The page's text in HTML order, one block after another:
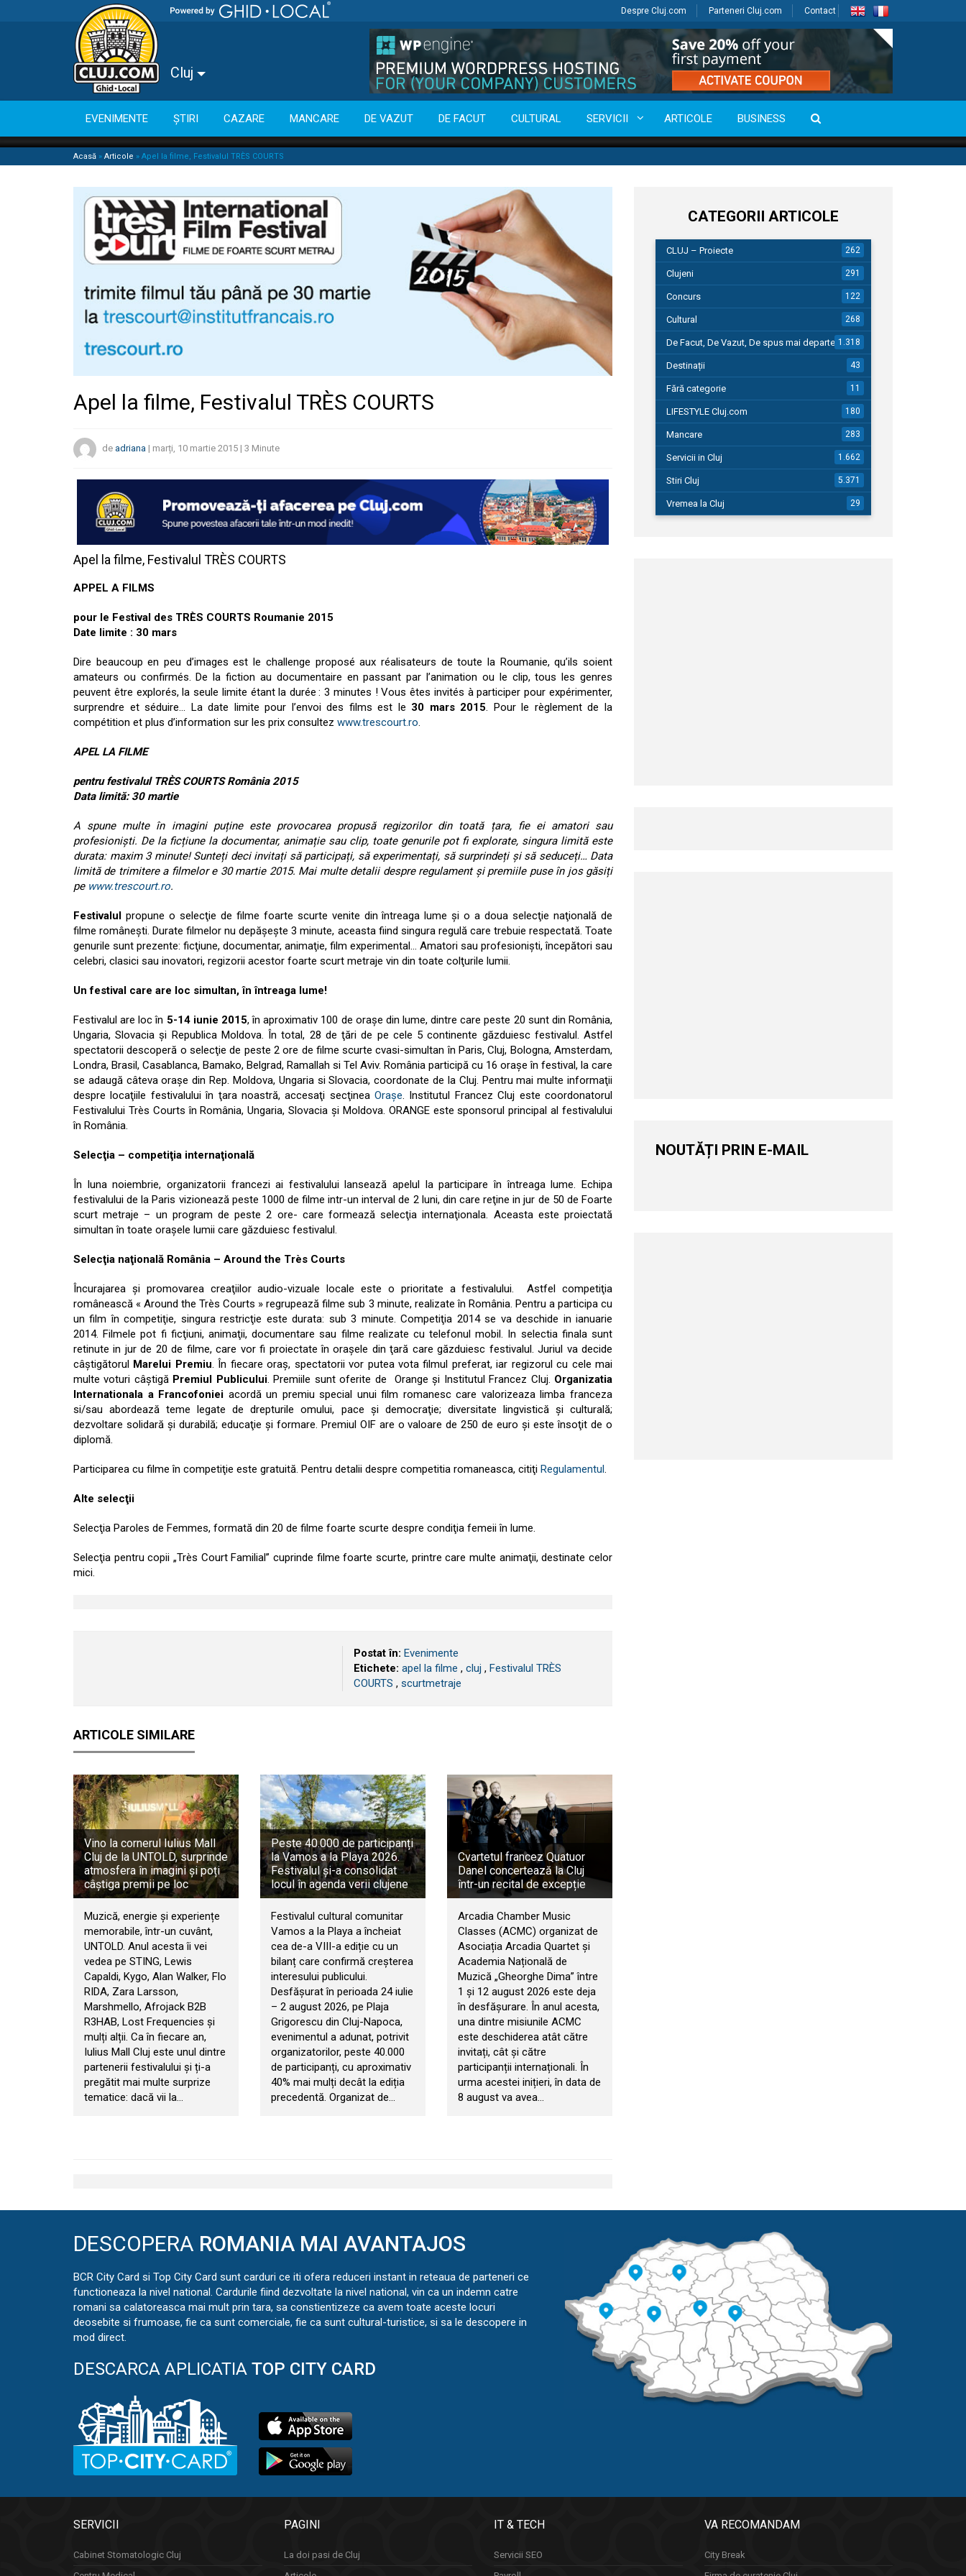
Despre Cluj.com Parteneri Cluj.com Contact
Cluj
EVENIMENTE ȘTIRI CAZARE MANCARE DE VAZUT DE FACUT CULTURAL SERVICII ARTICOLE BUSINESS
Acasă » Articole » Apel la filme, Festivalul TRÈS COURTS
Apel la filme, Festivalul TRÈS COURTS
de adriana | marți, 10 martie 2015 | 3 Minute
Apel la filme, Festivalul TRÈS COURTS
APPEL A FILMS
pour le Festival des TRÈS COURTS Roumanie 2015
Date limite : 30 mars
Dire beaucoup en peu d’images est le challenge proposé aux réalisateurs de toute la Roumanie, qu’ils soient
amateurs ou confirmés. De la fiction au documentaire en passant par l’animation ou le clip, tous les genres
peuvent être explorés, la seule limite étant la durée : 3 minutes ! Vous êtes invités à participer pour expérimenter,
surprendre et séduire… La date limite pour l’envoi des films est le 30 mars 2015. Pour le règlement de la
compétition et plus d’information sur les prix consultez www.trescourt.ro.
APEL LA FILME
pentru festivalul TRÈS COURTS România 2015
Data limită: 30 martie
A spune multe în imagini puține este provocarea propusă regizorilor din toată țara, fie ei amatori sau
profesioniști. De la ficțiune la documentar, animație sau clip, toate genurile pot fi explorate, singura limită este
durata: maxim 3 minute! Sunteți deci invitați să participați, să experimentați, să surprindeți și să seduceți… Data
limită de trimitere a filmelor e 30 martie 2015. Mai multe detalii despre regulament și premiile puse în jos găsiți
pe www.trescourt.ro.
Festivalul propune o selecţie de filme foarte scurte venite din întreaga lume şi o a doua selecţie naţională de
filme româneşti. Durate filmelor nu depăşeşte 3 minute, aceasta fiind singura regulă care trebuie respectată. Toate
genurile sunt prezente: ficţiune, documentar, animaţie, film experimental… Amatori sau profesionişti, începători sau
celebri, clasici sau inovatori, regizorii acestor foarte scurt metraje vin din toate colţurile lumii.
Un festival care are loc simultan, în întreaga lume!
Festivalul are loc în 5-14 iunie 2015, în aproximativ 100 de oraşe din lume, dintre care peste 20 sunt din România,
Ungaria, Slovacia şi Republica Moldova. În total, 28 de ţări de pe cele 5 continente găzduiesc festivalul. Astfel
spectatorii descoperă o selecţie de peste 2 ore de filme scurte cvasi-simultan în Paris, Cluj, Bologna, Amsterdam,
Londra, Brasil, Casablanca, Bamako, Belgrad, Ramallah si Tel Aviv. România participă cu 16 oraşe în festival, la care
se adaugă câteva oraşe din Rep. Moldova, Ungaria si Slovacia, coordonate de la Cluj. Pentru mai multe informaţii
despre locaţiile festivalului în ţara noastră, accesaţi secţineaOraşe. Institutul Francez Cluj este coordonatorul
Festivalului Très Courts în România, Ungaria, Slovacia şi Moldova. ORANGE este sponsorul principal al festivalului
în România.
Selecţia – competiţia internaţională
În luna noiembrie, organizatorii francezi ai festivalului lansează apelul la participare în întreaga lume. Echipa
festivalului de la Paris vizionează peste 1000 de filme intr-un interval de 2 luni, din care reţine in jur de 50 de Foarte
scurt metraje – un program de peste 2 ore- care formează selecţia internaţionala. Aceasta este proiectată
simultan în toate oraşele lumii care găzduiesc festivalul.
Selecţia naţională România – Around the Très Courts
Încurajarea şi promovarea creaţiilor audio-vizuale locale este o prioritate a festivalului. Astfel competiţia
românească « Around the Très Courts » regrupează filme sub 3 minute, realizate în România. Pentru a participa cu
un film în competiţie, singura restricţie este durata: sub 3 minute. Competiţia 2014 se va deschide in ianuarie
2014. Filmele pot fi ficţiuni, animaţii, documentare sau filme realizate cu telefonul mobil. In selectia finala sunt
retinute in jur de 20 de filme, care vor fi proiectate în oraşele din ţară care găzduiesc festivalul. Juriul va decide
câştigătorul Marelui Premiu. În fiecare oraş, spectatorii vor putea vota filmul preferat, iar regizorul cu cele mai
multe voturi câştigă Premiul Publicului. Premiile sunt oferite de Orange şi Institutul Francez Cluj. Organizatia
Internationala a Francofoniei acordă un premiu special unui film romanesc care valorizeaza limba franceza
si/sau abordează teme legate de drepturile omului, pace şi democraţie; diversitate lingvistică şi culturală;
dezvoltare solidară şi durabilă; educaţie şi formare. Premiul OIF are o valoare de 250 de euro şi este însoţit de o
diplomă.
Participarea cu filme în competiţie este gratuită. Pentru detalii despre competitia romaneasca, citiţi Regulamentul.
Alte selecţii
Selecţia Paroles de Femmes, formată din 20 de filme foarte scurte despre condiţia femeii în lume.
Selecţia pentru copii „Très Court Familial” cuprinde filme foarte scurte, printre care multe animaţii, destinate celor
mici.
Postat în: Evenimente
Etichete: apel la filme , cluj , Festivalul TRÈS
COURTS , scurtmetraje
ARTICOLE SIMILARE
Vino la cornerul Iulius Mall
Cluj de la UNTOLD, surprinde
atmosfera în imagini și poți
câștiga premii pe loc
Muzică, energie și experiențe
memorabile, într-un cuvânt,
UNTOLD. Anul acesta îi vei
vedea pe STING, Lewis
Capaldi, Kygo, Alan Walker, Flo
RIDA, Zara Larsson,
Marshmello, Afrojack B2B
R3HAB, Lost Frequencies și
mulți alții. Ca în fiecare an,
Iulius Mall Cluj este unul dintre
partenerii festivalului și ți-a
pregătit mai multe surprize
tematice: dacă vii la…
Peste 40.000 de participanți
la Vamos a la Playa 2026.
Festivalul și-a consolidat
locul în agenda verii clujene
Festivalul cultural comunitar
Vamos a la Playa a încheiat
cea de-a VIII-a ediție cu un
bilanț care confirmă creșterea
interesului publicului.
Desfășurat în perioada 24 iulie
– 2 august 2026, pe Plaja
Grigorescu din Cluj-Napoca,
evenimentul a adunat, potrivit
organizatorilor, peste 40.000
de participanți, cu aproximativ
40% mai mulți decât la ediția
precedentă. Organizat de…
Cvartetul francez Quatuor
Danel concertează la Cluj
într-un recital de excepție
Arcadia Chamber Music
Classes (ACMC) organizat de
Asociația Arcadia Quartet și
Academia Națională de
Muzică „Gheorghe Dima” între
1 și 12 august 2026 este deja
în desfășurare. În anul acesta,
una dintre misiunile ACMC
este deschiderea atât către
invitați, cât și către
participanții internaționali. În
urma acestei inițieri, în data de
8 august va avea…
CATEGORII ARTICOLE
CLUJ – Proiecte 262
Clujeni 291
Concurs 122
Cultural 268
De Facut, De Vazut, De spus mai departe…1.318
Destinații 43
Fără categorie 11
LIFESTYLE Cluj.com 180
Mancare 283
Servicii in Cluj 1.662
Stiri Cluj 5.371
Vremea la Cluj 29
NOUTĂȚI PRIN E-MAIL
DESCOPERA ROMANIA MAI AVANTAJOS
BCR City Card si Top City Card sunt carduri ce iti ofera reduceri instant in reteaua de parteneri ce
functioneaza la nivel national. Cardurile fiind dezvoltate la nivel national, vin ca un indemn catre
romani sa calatoreasca mai mult prin tara, sa constientizeze ca avem toate aceste locuri
deosebite si frumoase, fie ca sunt comerciale, fie ca sunt cultural-turistice, si sa le descopere in
mod direct.
DESCARCA APLICATIA TOP CITY CARD
SERVICII
Cabinet Stomatologic Cluj
PAGINI
La doi pasi de Cluj
IT & TECH
Servicii SEO
VA RECOMANDAM
City Break